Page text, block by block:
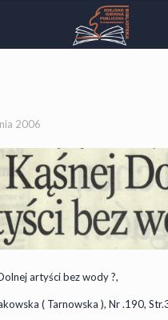
2006
artyści bez wody ?,
( Tarnowska ), Nr .190,